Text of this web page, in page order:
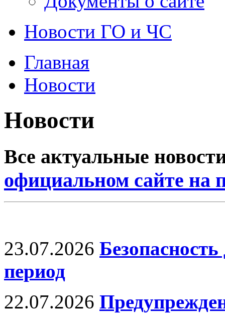
Новости ГО и ЧС
Главная
Новости
Новости
Все актуальные
официальном сайте
23.07.2026
период
22.07.2026